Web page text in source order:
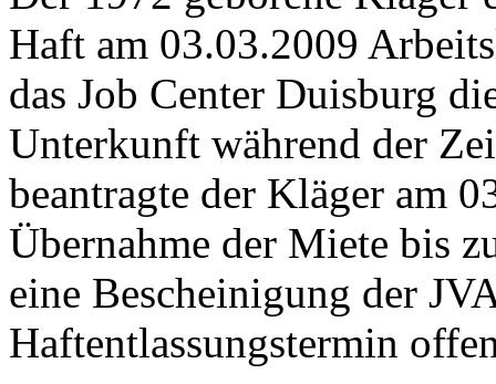
Haft am 03.03.2009
das Job Center Duisburg
Unterkunft während der
beantragte der Kläger am
Übernahme der Miete bis
eine Bescheinigung der
Haftentlassungstermin